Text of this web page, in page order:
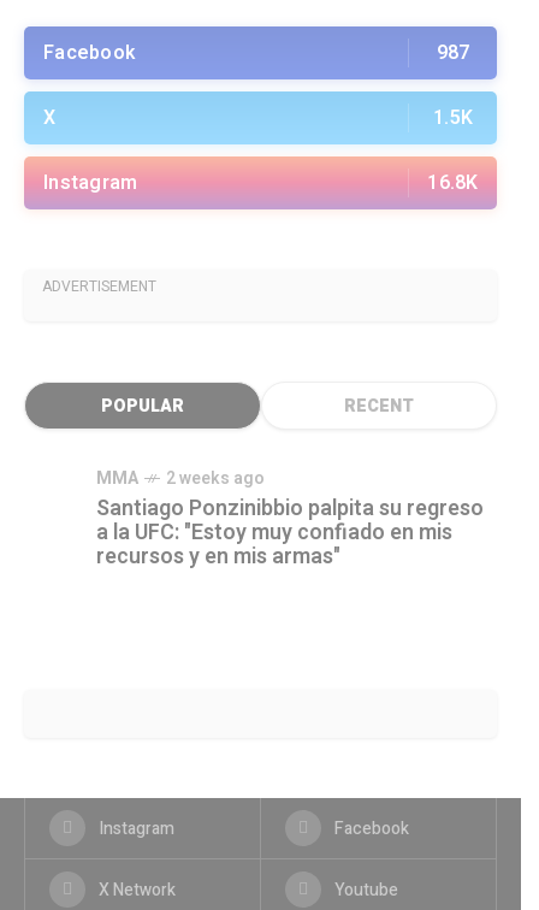
Facebook 987
X 1.5K
Instagram 16.8K
ADVERTISEMENT
POPULAR RECENT
MMA 2 weeks ago
Santiago Ponzinibbio palpita su regreso
a la UFC: "Estoy muy confiado en mis
recursos y en mis armas"
Instagram Facebook
X Network Youtube